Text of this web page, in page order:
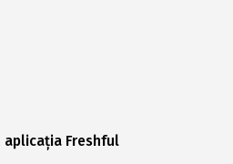
aplicația Freshful